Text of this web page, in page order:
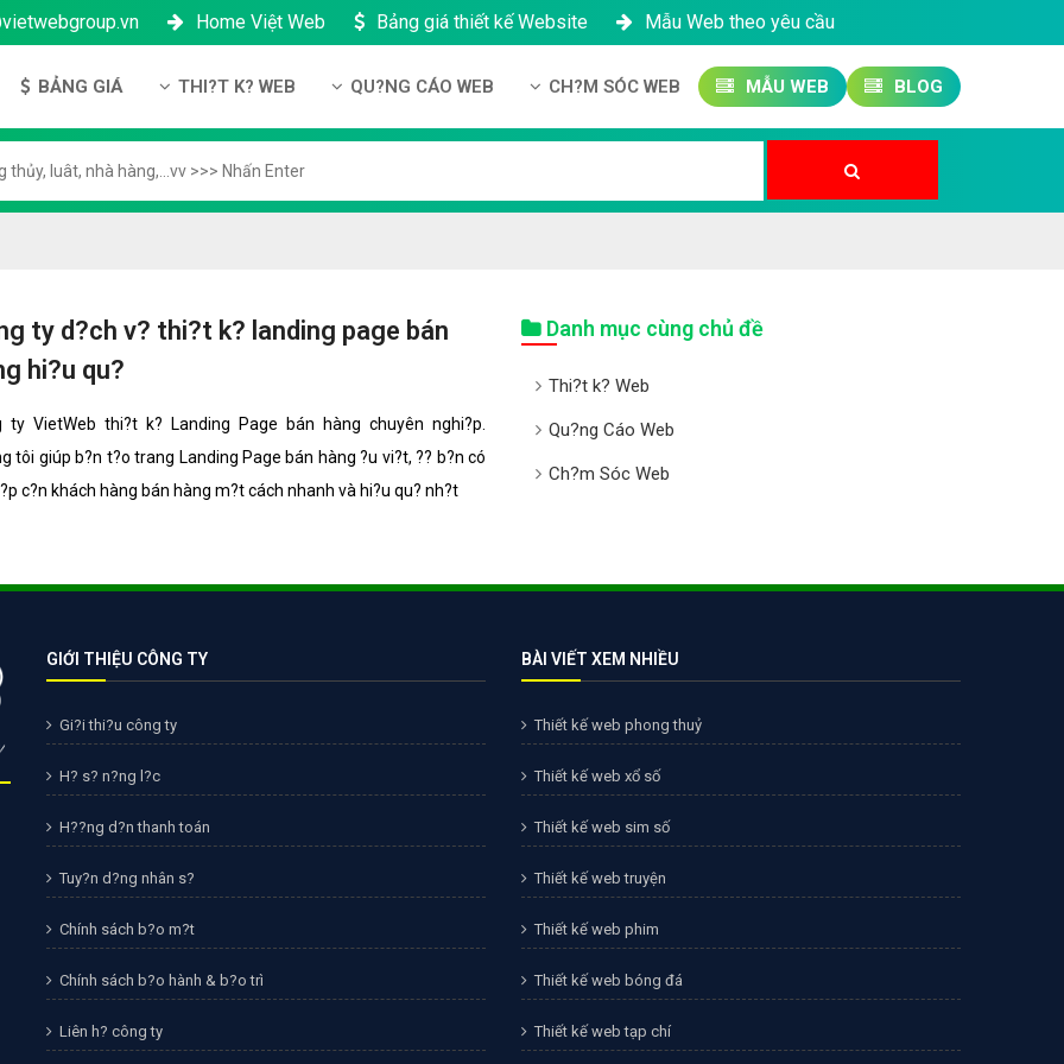
Home Việt Web Bảng giá thiết kế Website Mẫu Web theo yêu cầu
b?o m?t
b?o hành & b?o trì
??i lý
BẢNG GIÁ
Bảng giá Hosting
Bảng giá thuê VPS
Bảng giá SSL - HTTTS
Bảng giá Email theo tên miền
Bảng giá quản trị Website
Bảng giá SEO Website
THI?T K? WEB QU?NG CÁO WEB CH?M SÓC WEB MẪU WEB BLOG
ty d?ch v? thi?t k? landing page bán
hi?u qu?
ty VietWeb thi?t k? Landing Page bán hàng chuyên nghi?p.
tôi giúp b?n t?o trang Landing Page bán hàng ?u vi?t, ?? b?n có
c?n khách hàng bán hàng m?t cách nhanh và hi?u qu? nh?t
Danh mục cùng chủ đề
Thi?t k? Web
Qu?ng Cáo Web
Ch?m Sóc Web
GIỚI THIỆU CÔNG TY
Gi?i thi?u công ty
H? s? n?ng l?c
H??ng d?n thanh toán
Tuy?n d?ng nhân s?
Chính sách b?o m?t
Chính sách b?o hành & b?o trì
Liên h? công ty
BÀI VIẾT XEM NHIỀU
Thiết kế web phong thuỷ
Thiết kế web xổ số
Thiết kế web sim số
Thiết kế web truyện
Thiết kế web phim
Thiết kế web bóng đá
Thiết kế web tạp chí